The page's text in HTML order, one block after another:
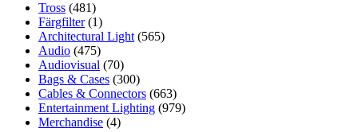
Tross (481)
Färgfilter (1)
Architectural Light (565)
Audio (475)
Audiovisual (70)
Bags & Cases (300)
Cables & Connectors (663)
Entertainment Lighting (979)
Merchandise (4)